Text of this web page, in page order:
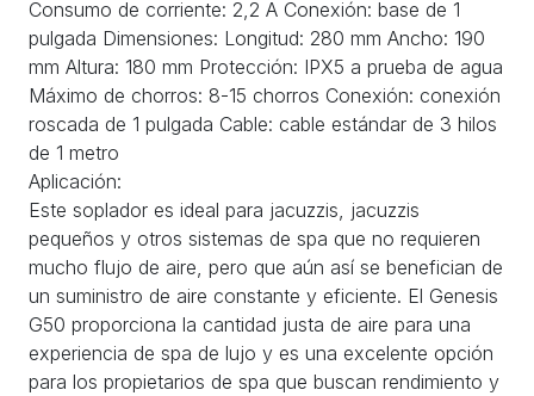
Consumo de corriente: 2,2 A Conexión: base de 1
pulgada Dimensiones: Longitud: 280 mm Ancho: 190
mm Altura: 180 mm Protección: IPX5 a prueba de agua
Máximo de chorros: 8-15 chorros Conexión: conexión
roscada de 1 pulgada Cable: cable estándar de 3 hilos
de 1 metro
Aplicación:
Este soplador es ideal para jacuzzis, jacuzzis
pequeños y otros sistemas de spa que no requieren
mucho flujo de aire, pero que aún así se benefician de
un suministro de aire constante y eficiente. El Genesis
G50 proporciona la cantidad justa de aire para una
experiencia de spa de lujo y es una excelente opción
para los propietarios de spa que buscan rendimiento y